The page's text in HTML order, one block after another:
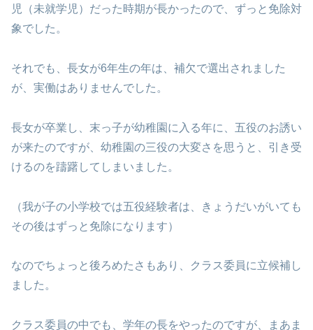
児（未就学児）だった時期が長かったので、ずっと免除対
象でした。
それでも、長女が6年生の年は、補欠で選出されました
が、実働はありませんでした。
長女が卒業し、末っ子が幼稚園に入る年に、五役のお誘い
が来たのですが、幼稚園の三役の大変さを思うと、引き受
けるのを躊躇してしまいました。
（我が子の小学校では五役経験者は、きょうだいがいても
その後はずっと免除になります）
なのでちょっと後ろめたさもあり、クラス委員に立候補し
ました。
クラス委員の中でも、学年の長をやったのですが、まあま